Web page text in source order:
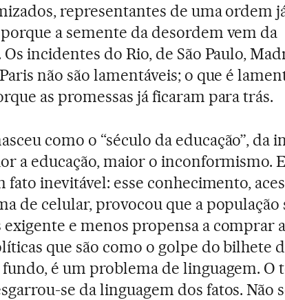
representantes de uma ordem
a semente da desordem vem da
incidentes do Rio, de São Paulo,
não são lamentáveis; o que é
as promessas já ficaram para trás.
como o “século da educação”, da
a educação, maior o inconformismo.
fato inevitável: esse conhecimento,
de celular, provocou que a população
e menos propensa a comprar
que são como o golpe do bilhete
é um problema de linguagem. O
se da linguagem dos fatos. Não